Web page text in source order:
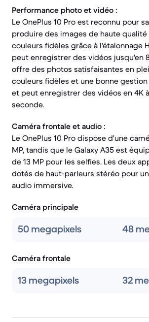
Performance photo et vidéo :
Le OnePlus 10 Pro est reconnu pour
produire des images de haute qualité
couleurs fidèles grâce à l'étalonnage
peut enregistrer des vidéos jusqu'en
offre des photos satisfaisantes en
couleurs fidèles et une bonne
et peut enregistrer des vidéos en 4K
seconde.
Caméra frontale et audio :
Le OnePlus 10 Pro dispose d'une
MP, tandis que le Galaxy A35 est
de 13 MP pour les selfies. Les deux
dotés de haut-parleurs stéréo pour
audio immersive.
Caméra principale
50 megapixels 48
Caméra frontale
13 megapixels 32